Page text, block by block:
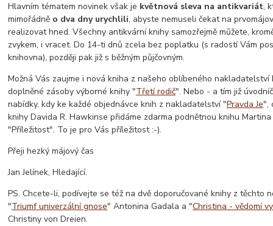
Hlavním tématem novinek však je květnová sleva na antikvariát,
mimořádně o dva dny urychlili, abyste nemuseli čekat na
realizovat hned. Všechny antikvární knihy samozřejmě můžete,
zvykem, i vracet. Do 14-ti dnů zcela bez poplatku (s radostí Vám
knihovna), později pak již s běžným půjčovným.
Možná Vás zaujme i nová kniha z našeho oblíbeného nakladatelství
doplněné zásoby výborné knihy "Třetí rodič". Nebo - a tím již
nabídky, kdy ke každé objednávce knih z nakladatelství "Pravda Je",
knihy Davida R. Hawkinse přidáme zdarma podnětnou knihu
"Příležitost". To je pro Vás příležitost :-).
Přeji hezký májový čas
Jan Jelínek, Hledající.
PS. Chcete-li, podívejte se též na dvě doporučované knihy z těchto
"Triumf univerzální gnose" Antonina Gadala a "Christina - vědomí
Christiny von Dreien.